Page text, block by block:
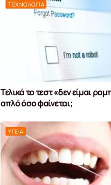
ΤΕΧΝΟΛΟΓΊΑ
Τελικά το τεστ «δεν είμαι
απλό όσο φαίνεται;
ΥΓΕΊΑ